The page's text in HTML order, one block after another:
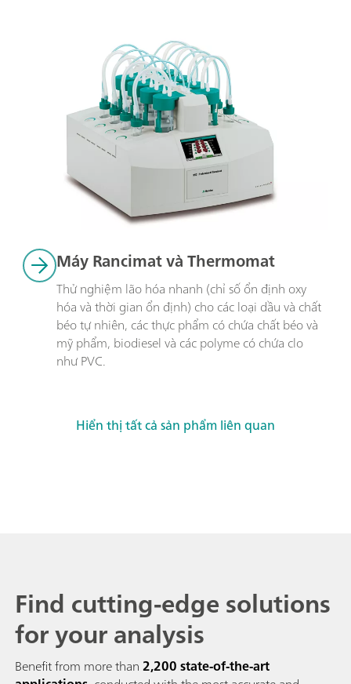
Máy Rancimat và Thermomat
Thử nghiệm lão hóa nhanh (chỉ số ổn định oxy
hóa và thời gian ổn định) cho các loại dầu và chất
béo tự nhiên, các thực phẩm có chứa chất béo và
mỹ phẩm, biodiesel và các polyme có chứa clo
như PVC.
Hiển thị tất cả sản phẩm liên quan
Find cutting-edge solutions
for your analysis
Benefit from more than2,200 state-of-the-art